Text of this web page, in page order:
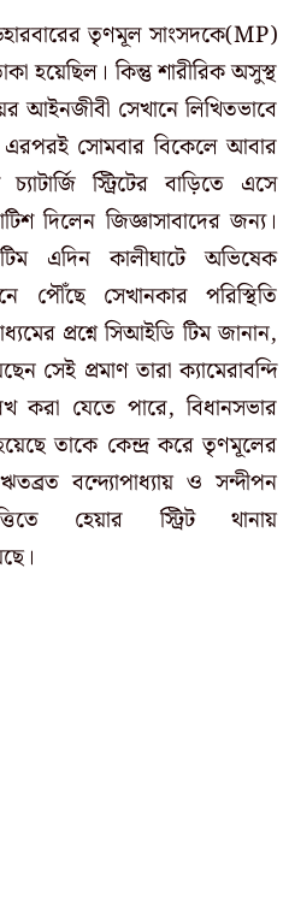
তৃণমূল সাংসদকে(MP)
হয়েছিল। কিন্তু শারীরিক অসুস্থ
আইনজীবী সেখানে লিখিতভাবে
এরপরই সোমবার বিকেলে আবার
স্ট্রিটের বাড়িতে এসে
দিলেন জিজ্ঞাসাবাদের জন্য।
এদিন কালীঘাটে অভিষেক
পৌঁছে সেখানকার পরিস্থিতি
প্রশ্নে সিআইডি টিম জানান,
সেই প্রমাণ তারা ক্যামেরাবন্দি
করা যেতে পারে, বিধানসভার
তাকে কেন্দ্র করে তৃণমূলের
বন্দ্যোপাধ্যায় ও সন্দীপন
হেয়ার স্ট্রিট থানায়